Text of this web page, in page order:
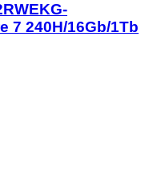
7 240H/16Gb/1Tb